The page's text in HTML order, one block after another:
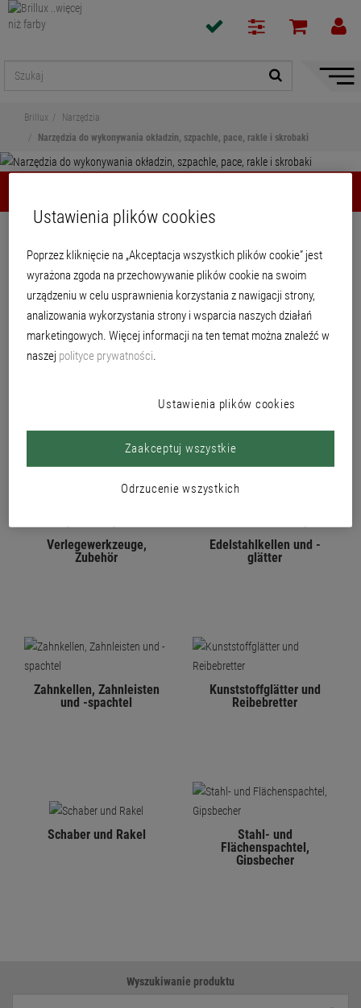
Pokaż
Brillux
Narzędzia
Narzędzia do wykonywania okładzin, szpachle, pace, rakle i skrobaki
Narzędzia do wykonywania okładzin,
szpachle, pace, rakle i skrobaki
PRODUKTY
Verlegewerkzeuge,
Zubehör
Edelstahlkellen und -
glätter
Zahnkellen, Zahnleisten
und -spachtel
Kunststoffglätter und
Reibebretter
Schaber und Rakel
Stahl- und
Flächenspachtel,
Gipsbecher
Wyszukiwanie produktu
Ustawienia plików cookies
Poprzez kliknięcie na „Akceptacja wszystkich plików cookie” jest
wyrażona zgoda na przechowywanie plików cookie na swoim
urządzeniu w celu usprawnienia korzystania z nawigacji strony,
analizowania wykorzystania strony i wsparcia naszych działań
marketingowych. Więcej informacji na ten temat można znaleźć w
naszej polityce prywatności.
Ustawienia plików cookies
Odrzucenie wszystkich
Zaakceptuj wszystkie